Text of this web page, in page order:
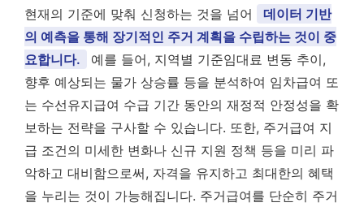
현재의 기준에 맞춰 신청하는 것을 넘어
데이터 기반
의 예측을 통해 장기적인 주거 계획을 수립하는 것이 중
요합니다.
예를 들어, 지역별 기준임대료 변동 추이,
향후 예상되는 물가 상승률 등을 분석하여 임차급여 또
는 수선유지급여 수급 기간 동안의 재정적 안정성을 확
보하는 전략을 구사할 수 있습니다. 또한, 주거급여 지
급 조건의 미세한 변화나 신규 지원 정책 등을 미리 파
악하고 대비함으로써, 자격을 유지하고 최대한의 혜택
을 누리는 것이 가능해집니다. 주거급여를 단순히 주거